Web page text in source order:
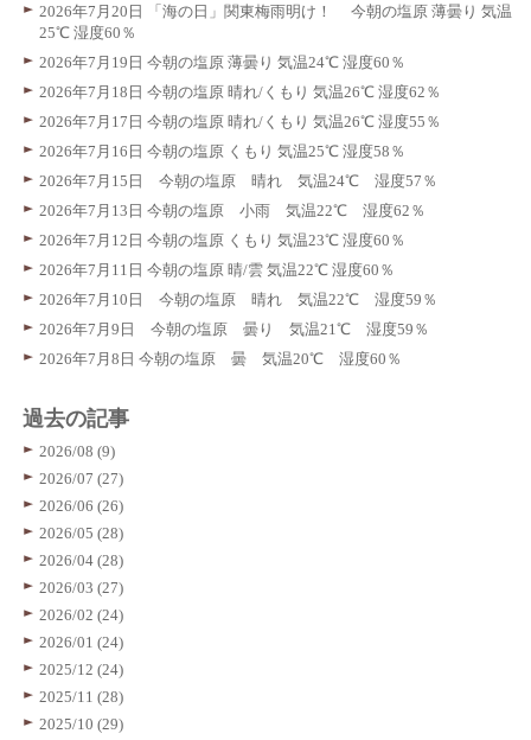
2026年7月20日 「海の日」関東梅雨明け！ 今朝の塩原 薄曇り 気温
25℃ 湿度60％
2026年7月19日 今朝の塩原 薄曇り 気温24℃ 湿度60％
2026年7月18日 今朝の塩原 晴れ/くもり 気温26℃ 湿度62％
2026年7月17日 今朝の塩原 晴れ/くもり 気温26℃ 湿度55％
2026年7月16日 今朝の塩原 くもり 気温25℃ 湿度58％
2026年7月15日 今朝の塩原 晴れ 気温24℃ 湿度57％
2026年7月13日 今朝の塩原 小雨 気温22℃ 湿度62％
2026年7月12日 今朝の塩原 くもり 気温23℃ 湿度60％
2026年7月11日 今朝の塩原 晴/雲 気温22℃ 湿度60％
2026年7月10日 今朝の塩原 晴れ 気温22℃ 湿度59％
2026年7月9日 今朝の塩原 曇り 気温21℃ 湿度59％
2026年7月8日 今朝の塩原 曇 気温20℃ 湿度60％
過去の記事
2026/08 (9)
2026/07 (27)
2026/06 (26)
2026/05 (28)
2026/04 (28)
2026/03 (27)
2026/02 (24)
2026/01 (24)
2025/12 (24)
2025/11 (28)
2025/10 (29)